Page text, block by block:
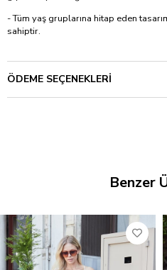
- Tüm yaş gruplarına hitap eden
sahiptir.
ÖDEME SEÇENEKLERI
Benzer